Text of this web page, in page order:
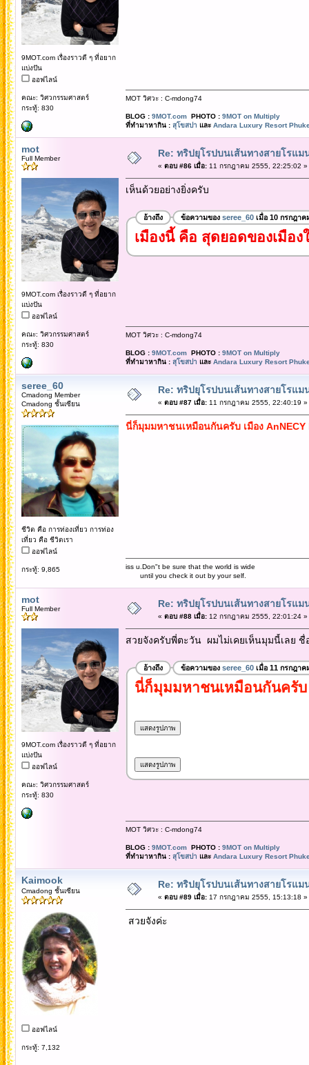
9MOT.com เรื่องราวดี ๆ ที่อยาก
แบ่งปัน
ออฟไลน์
คณะ: วิศวกรรมศาสตร์
กระทู้: 830
MOT วิศวะ : C-mdong74
BLOG : 9MOT.comPHOTO : 9MOT on Multiply
ที่ทำมาหากิน : สุโขสปา และ Andara Luxury Resort
mot
Full Member
9MOT.com เรื่องราวดี ๆ ที่อยาก
แบ่งปัน
ออฟไลน์
คณะ: วิศวกรรมศาสตร์
กระทู้: 830
Re: ทริปยุโรปบนเส้นทางสายโรแม
« ตอบ #86 เมื่อ:11 กรกฎาคม 2555, 22:25:02 »
เห็นด้วยอย่างยิ่งครับ
อ้างถึง ข้อความของ seree_60เมื่อ 10 กรกฎาค
เมืองนี้ คือ สุดยอดของเมือ
MOT วิศวะ : C-mdong74
BLOG : 9MOT.comPHOTO : 9MOT on Multiply
ที่ทำมาหากิน : สุโขสปา และ Andara Luxury Resort
seree_60
Cmadong Member
Cmadong ชั้นเซียน
ชีวิต คือ การท่องเที่ยว การท่อง
เที่ยว คือ ชีวิตเรา
ออฟไลน์
กระทู้: 9,865
Re: ทริปยุโรปบนเส้นทางสายโรแม
« ตอบ #87 เมื่อ:11 กรกฎาคม 2555, 22:40:19 »
นี่ก็มุมมหาชนเหมือนกันครับ เมือง AnNECY
iss u.Don"t be sure that the world is wide
until you check it out by your self.
mot
Full Member
9MOT.com เรื่องราวดี ๆ ที่อยาก
แบ่งปัน
ออฟไลน์
คณะ: วิศวกรรมศาสตร์
กระทู้: 830
Re: ทริปยุโรปบนเส้นทางสายโรแม
« ตอบ #88 เมื่อ:12 กรกฎาคม 2555, 22:01:24 »
สวยจังครับพี่ตะวัน ผมไม่เคยเห็นมุมนี้เลย
อ้างถึง ข้อความของ seree_60เมื่อ 11 กรกฎาค
นี่ก็มุมมหาชนเหมือนกันครับ
MOT วิศวะ : C-mdong74
BLOG : 9MOT.comPHOTO : 9MOT on Multiply
ที่ทำมาหากิน : สุโขสปา และ Andara Luxury Resort
Kaimook
Cmadong ชั้นเซียน
ออฟไลน์
กระทู้: 7,132
Re: ทริปยุโรปบนเส้นทางสายโรแม
« ตอบ #89 เมื่อ:17 กรกฎาคม 2555, 15:13:18 »
สวยจังค่ะ